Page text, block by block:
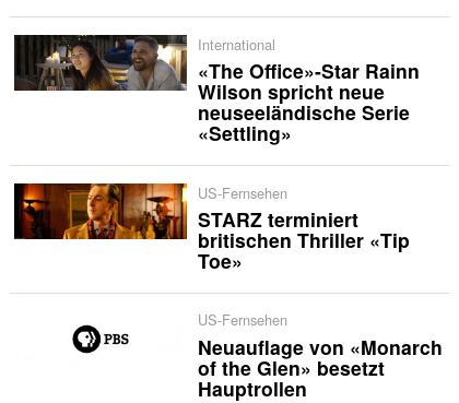
International
«The Office»-Star Rainn
Wilson spricht neue
neuseeländische Serie
«Settling»
US-Fernsehen
STARZ terminiert
britischen Thriller «Tip
Toe»
US-Fernsehen
Neuauflage von «Monarch
of the Glen» besetzt
Hauptrollen